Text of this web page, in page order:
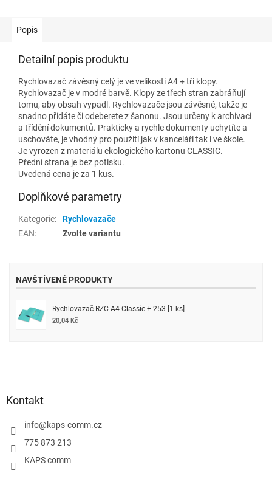
Popis
Detailní popis produktu
Rychlovazač závěsný celý je ve velikosti A4 + tři klopy.
Rychlovazač je v modré barvě. Klopy ze třech stran zabráňují
tomu, aby obsah vypadl. Rychlovazače jsou závěsné, takže je
snadno přidáte či odeberete z šanonu. Jsou určeny k archivaci
a třídění dokumentů. Prakticky a rychle dokumenty uchytíte a
uschováte, je vhodný pro použití jak v kanceláři tak i ve škole.
Je vyrozen z materiálu ekologického kartonu CLASSIC.
Přední strana je bez potisku.
Uvedená cena je za 1 kus.
Doplňkové parametry
Kategorie:
Rychlovazače
EAN: Zvolte variantu
NAVŠTÍVENÉ PRODUKTY
Rychlovazač RZC A4 Classic + 253 [1 ks]
20,04 Kč
Kontakt
info@kaps-comm.cz
775 873 213
KAPS comm